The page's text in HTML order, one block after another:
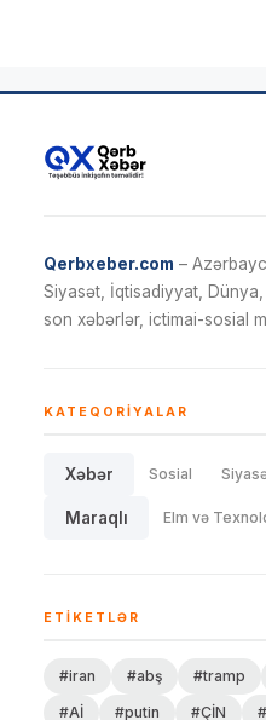
Qerbxeber.com –
Siyasət, İqtisadiyyat,
son xəbərlər, ictimai-sosial
KATEQORIYALAR
Xəbər Sosial
Maraqlı Elm və
ETIKETLƏR
#iran #abş #tramp
#Aİ
#putin #ÇİN